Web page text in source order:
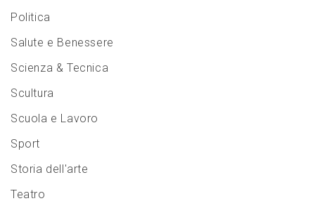
Politica
Salute e Benessere
Scienza & Tecnica
Scultura
Scuola e Lavoro
Sport
Storia dell'arte
Teatro